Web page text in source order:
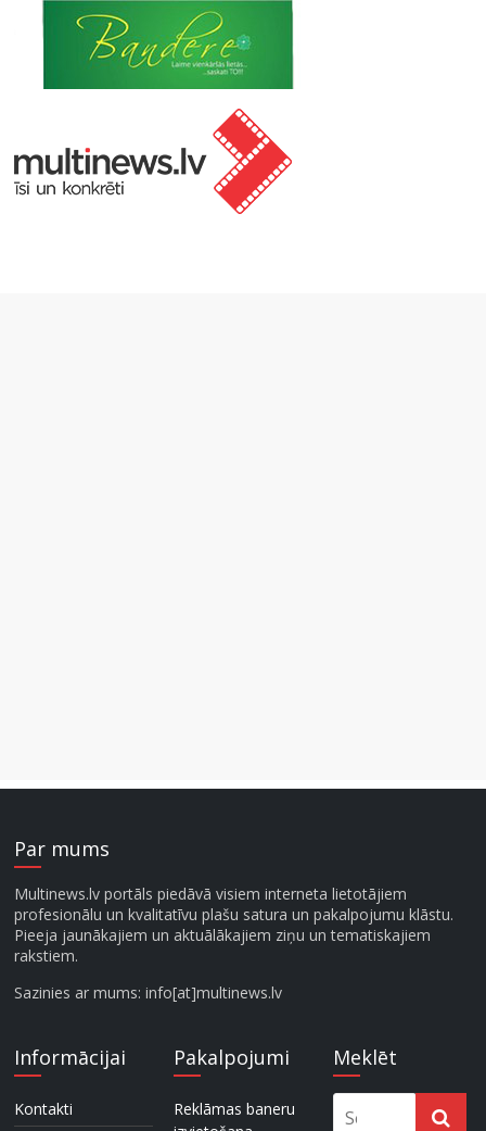
Par mums
Multinews.lv portāls piedāvā visiem interneta lietotājiem
profesionālu un kvalitatīvu plašu satura un pakalpojumu klāstu.
Pieeja jaunākajiem un aktuālākajiem ziņu un tematiskajiem
rakstiem.
Sazinies ar mums: info[at]multinews.lv
Informācijai
Kontakti
Pakalpojumi
Reklāmas baneru
Meklēt